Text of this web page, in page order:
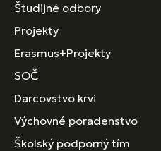
Študijné odbory
Projekty
Erasmus+Projekty
SOČ
Darcovstvo krvi
Výchovné poradenstvo
Školský podporný tím